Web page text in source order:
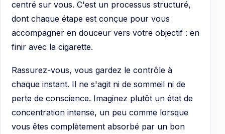
centré sur vous. C'est un processus structuré,
dont chaque étape est conçue pour vous
accompagner en douceur vers votre objectif : en
finir avec la cigarette.
Rassurez-vous, vous gardez le contrôle à
chaque instant. Il ne s'agit ni de sommeil ni de
perte de conscience. Imaginez plutôt un état de
concentration intense, un peu comme lorsque
vous êtes complètement absorbé par un bon